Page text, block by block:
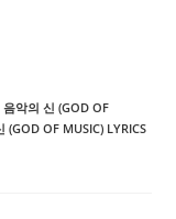
음악의 신 (GOD OF
(GOD OF MUSIC) LYRICS